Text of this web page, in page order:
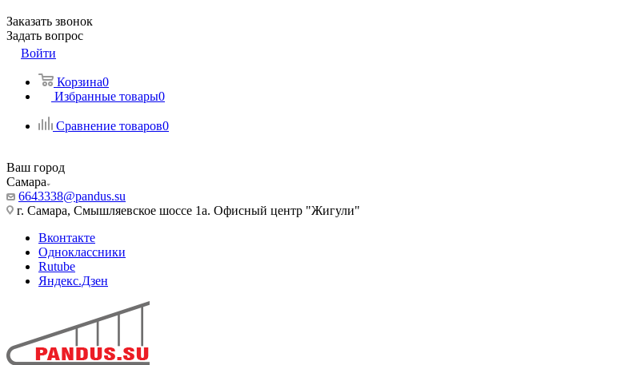
Заказать звонок
Задать вопрос
Войти
Корзина0
Избранные товары0
Сравнение товаров0
Ваш город
Самара
6643338@pandus.su
г. Самара, Смышляевское шоссе 1а. Офисный центр "Жигули"
Вконтакте
Одноклассники
Rutube
Яндекс.Дзен